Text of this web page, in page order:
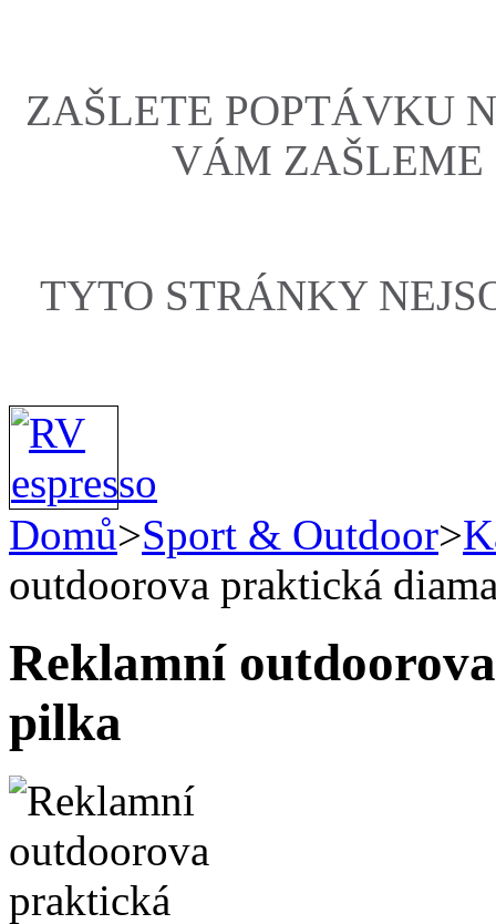
ZAŠLETE POPTÁVKU
VÁM ZAŠLEME
TYTO STRÁNKY
Domů>Sport & Outdoor>
outdoorova praktická
Reklamní
pilka